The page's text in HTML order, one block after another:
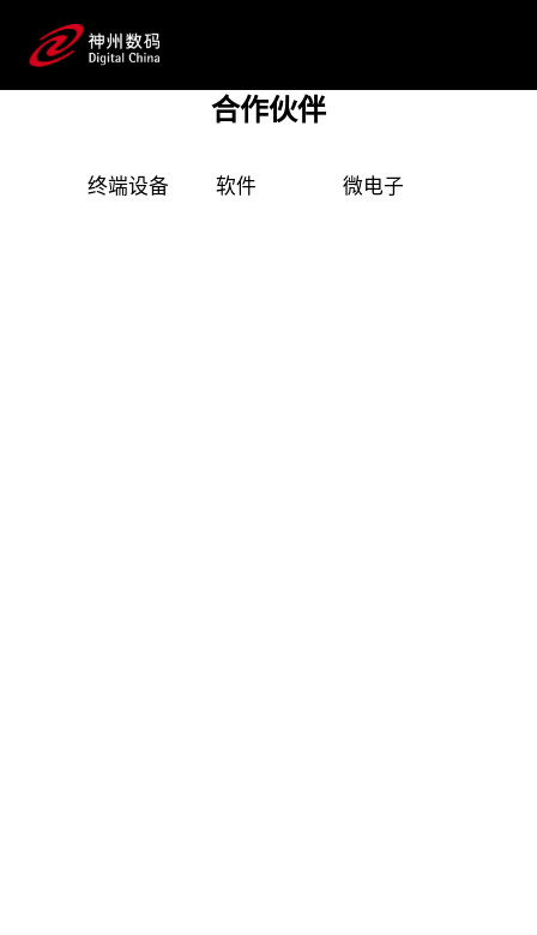
二十余年来，HJC黄金城网站数码始终保持与全球
顶尖科技公司的长期深度合作，构建起覆盖企业数字
像。
合作伙伴
终端设备 软件 微电子